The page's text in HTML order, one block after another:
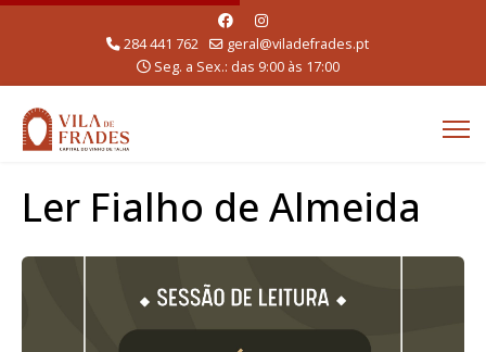
284 441 762
geral@viladefrades.pt
Seg. a Sex.: das 9:00 às 17:00
Ler Fialho de Almeida